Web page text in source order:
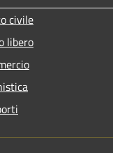
civile
libero